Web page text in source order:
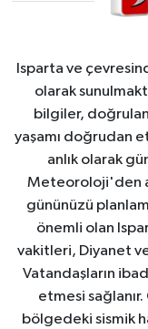
Isparta ve
olarak
bilgiler,
yaşamı doğrudan
anlık olarak
Meteoroloji'den
gününüzü
önemli olan
vakitleri, Diyanet
Vatandaşların
etmesi sağlanır.
bölgedeki sismik